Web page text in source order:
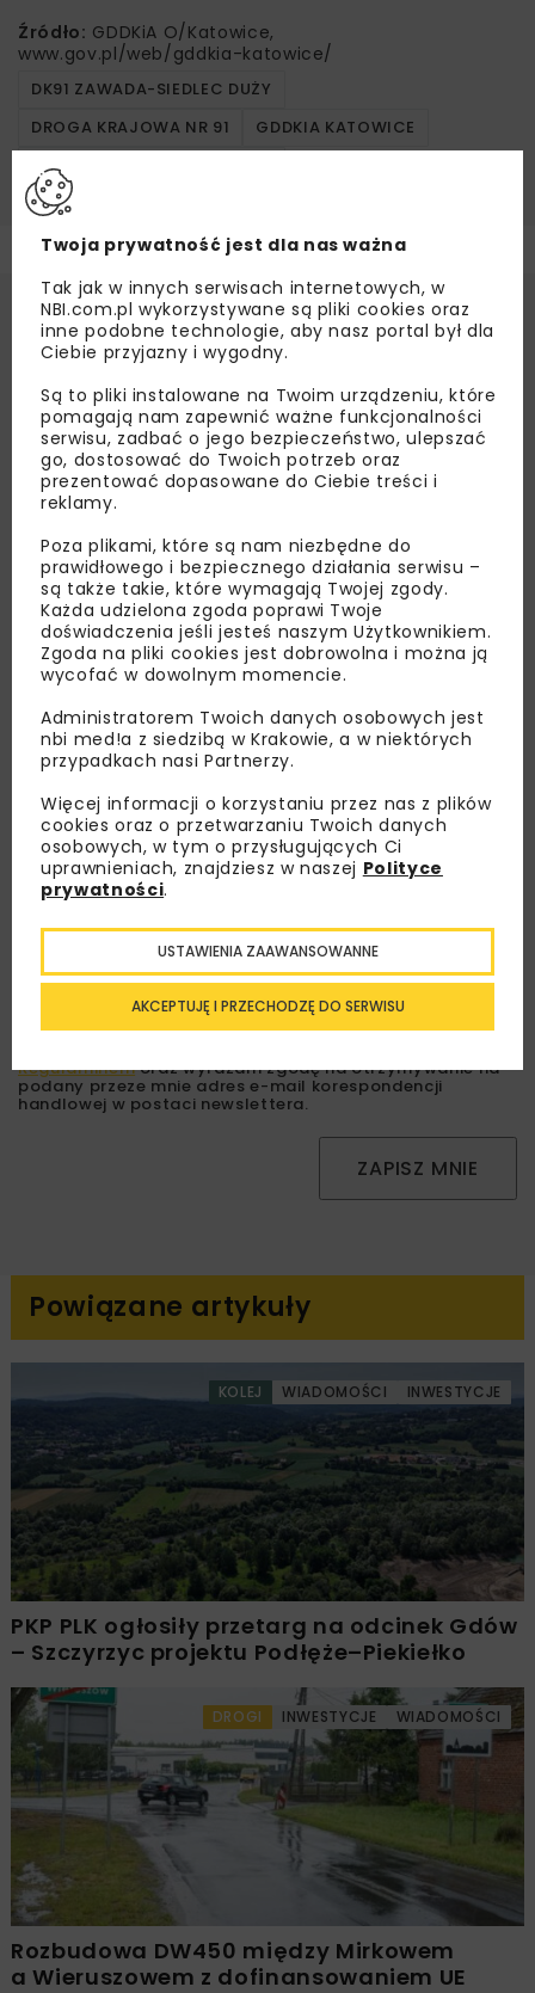
Źródło: GDDKiA O/Katowice,
www.gov.pl/web/gddkia-katowice/
DK91 ZAWADA-SIEDLEC DUŻY
DROGA KRAJOWA NR 91
GDDKIA KATOWICE
INFRASTRUKTURA DROGOWA
Lubisz wiedzieć więcej?
Zapisz się do newslettera aby otrzymywać od
nas najlepsze informacje branżowe,
zaproszenia na wydarzenia, atrakcyjne oferty i
dedykowane akcje specjalne.
Regulaminemoraz wyrażam zgodę na otrzymywanie na
podany przeze mnie adres e-mail korespondencji
handlowej w postaci newslettera.
ZAPISZ MNIE
Powiązane artykuły
KOLEJ WIADOMOŚCI INWESTYCJE
PKP PLK ogłosiły przetarg na odcinek Gdów
– Szczyrzyc projektu Podłęże–Piekiełko
DROGI INWESTYCJE WIADOMOŚCI
Rozbudowa DW450 między Mirkowem
a Wieruszowem z dofinansowaniem UE
Twoja prywatność jest dla nas ważna
Tak jak w innych serwisach internetowych, w
NBI.com.pl wykorzystywane są pliki cookies oraz
inne podobne technologie, aby nasz portal był dla
Ciebie przyjazny i wygodny.
Są to pliki instalowane na Twoim urządzeniu, które
pomagają nam zapewnić ważne funkcjonalności
serwisu, zadbać o jego bezpieczeństwo, ulepszać
go, dostosować do Twoich potrzeb oraz
prezentować dopasowane do Ciebie treści i
reklamy.
Poza plikami, które są nam niezbędne do
prawidłowego i bezpiecznego działania serwisu –
są także takie, które wymagają Twojej zgody.
Każda udzielona zgoda poprawi Twoje
doświadczenia jeśli jesteś naszym Użytkownikiem.
Zgoda na pliki cookies jest dobrowolna i można ją
wycofać w dowolnym momencie.
Administratorem Twoich danych osobowych jest
nbi med!a z siedzibą w Krakowie, a w niektórych
przypadkach nasi Partnerzy.
Więcej informacji o korzystaniu przez nas z plików
cookies oraz o przetwarzaniu Twoich danych
osobowych, w tym o przysługujących Ci
uprawnieniach, znajdziesz w naszej Polityce
prywatności.
AKCEPTUJĘ I PRZECHODZĘ DO SERWISU
USTAWIENIA ZAAWANSOWANNE